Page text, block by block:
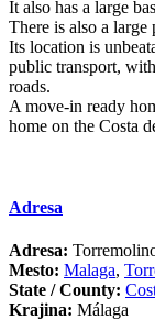
It also has a large
There is also a
Its location is
‌public ‌transport,
‌roads.
A move-in ready
‌home ‌on ‌the ‌Costa
Adresa
Adresa:
Mesto: Malaga,
State / County:
Krajina: Málaga